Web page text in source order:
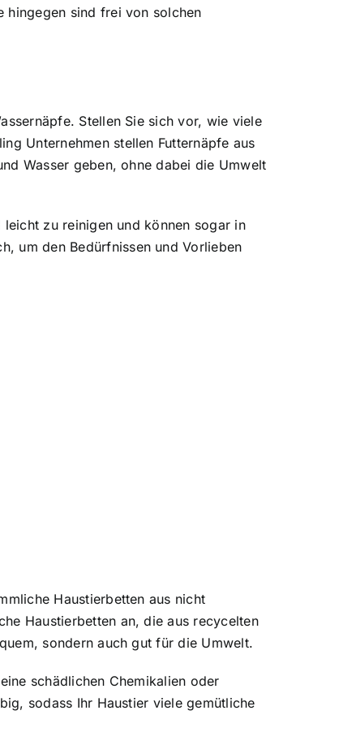
hingegen sind frei von solchen
Stellen Sie sich vor, wie viele
Unternehmen stellen Futternäpfe aus
Wasser geben, ohne dabei die Umwelt
zu reinigen und können sogar in
um den Bedürfnissen und Vorlieben
Haustierbetten aus nicht
Haustierbetten an, die aus recycelten
sondern auch gut für die Umwelt.
schädlichen Chemikalien oder
sodass Ihr Haustier viele gemütliche